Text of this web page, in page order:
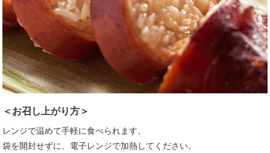
＜お召し上がり方＞
レンジで温めて手軽に食べられます。
袋を開封せずに、電子レンジで加熱してください。